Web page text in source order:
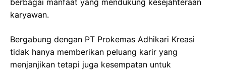
berbagai manfaat yang mendukung kesejahteraan
karyawan.
Bergabung dengan PT Prokemas Adhikari Kreasi
tidak hanya memberikan peluang karir yang
menjanjikan tetapi juga kesempatan untuk